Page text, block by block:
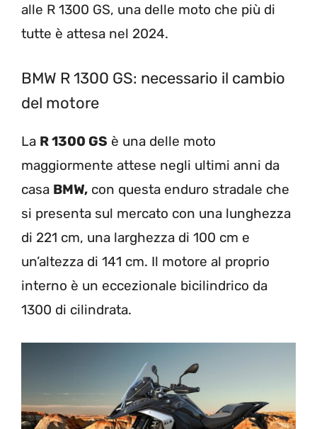
alle R 1300 GS, una delle moto che più di
tutte è attesa nel 2024.
BMW R 1300 GS: necessario il cambio
del motore
La R 1300 GS è una delle moto
maggiormente attese negli ultimi anni da
casa BMW, con questa enduro stradale che
si presenta sul mercato con una lunghezza
di 221 cm, una larghezza di 100 cm e
un’altezza di 141 cm. Il motore al proprio
interno è un eccezionale bicilindrico da
1300 di cilindrata.